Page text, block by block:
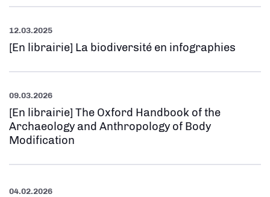
12.03.2025
[En librairie] La biodiversité en infographies
09.03.2026
[En librairie] The Oxford Handbook of the
Archaeology and Anthropology of Body
Modification
04.02.2026